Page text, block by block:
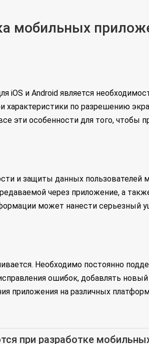
мобильных
и Android является
по разрешению
эти особенности для того, чтобы
и защиты данных пользователей
через приложение, а
может нанести серьезный
Необходимо постоянно
ошибок, добавлять
приложения на различных
при разработке